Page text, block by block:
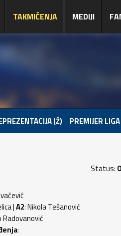
TAKMIČENJA MEDIJI
(Ž) PREMIJER
Status:
|A2: Nikola Tešanović
Radovanović
: